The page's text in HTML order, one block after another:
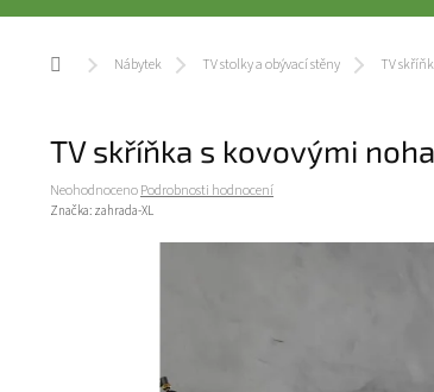
Domů Nábytek TV stolky a obývací stěny TV
TV skříňka s kovovými
Průměrné hodnocení produktu je 0,0 z 5 hvězdiček.
NeohodnocenoPodrobnosti hodnocení
Značka: zahrada-XL